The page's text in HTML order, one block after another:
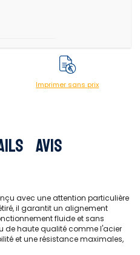
Imprimer sans prix
Avis
avec une attention particulière
il garantit un alignement
fluide et sans
de haute qualité comme l'acier
et une résistance maximales,